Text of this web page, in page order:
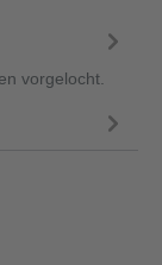
vorgelocht.